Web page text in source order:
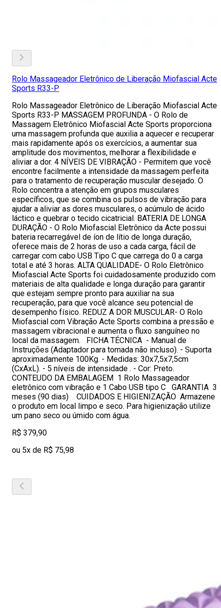
Rolo Massageador Eletrônico de Liberação Miofascial Acte
Sports R33-P
Rolo Massageador Eletrônico de Liberação Miofascial Acte
Sports R33-P MASSAGEM PROFUNDA - O Rolo de
Massagem Eletrônico Miofascial Acte Sports proporciona
uma massagem profunda que auxilia a aquecer e recuperar
mais rapidamente após os exercícios, a aumentar sua
amplitude dos movimentos, melhorar a flexibilidade e
aliviar a dor. 4 NÍVEIS DE VIBRAÇÃO - Permitem que você
encontre facilmente a intensidade da massagem perfeita
para o tratamento de recuperação muscular desejado. O
Rolo concentra a atenção em grupos musculares
específicos, que se combina os pulsos de vibração para
ajudar a aliviar as dores musculares, o acúmulo de ácido
láctico e quebrar o tecido cicatricial. BATERIA DE LONGA
DURAÇÃO - O Rolo Miofascial Eletrônico da Acte possui
bateria recarregável de íon de lítio de longa duração,
oferece mais de 2 horas de uso a cada carga, fácil de
carregar com cabo USB Tipo C que carrega do 0 a carga
total e até 3 horas. ALTA QUALIDADE- O Rolo Eletrônico
Miofascial Acte Sports foi cuidadosamente produzido com
materiais de alta qualidade e longa duração para garantir
que estejam sempre pronto para auxiliar na sua
recuperação, para que você alcance seu potencial de
desempenho físico. REDUZ A DOR MUSCULAR- O Rolo
Miofascial com Vibração Acte Sports combina a pressão e
massagem vibracional e aumenta o fluxo sanguíneo no
local da massagem. FICHA TÉCNICA - Manual de
Instruções (Adaptador para tomada não incluso). - Suporta
aproximadamente 100Kg. - Medidas: 30x7,5x7,5cm
(CxAxL). - 5 níveis de intensidade . - Cor: Preto.
CONTEUDO DA EMBALAGEM 1 Rolo Massageador
eletrônico com vibração e 1 Cabo USB tipo C GARANTIA 3
meses (90 dias) CUIDADOS E HIGIENIZAÇÃO Armazene
o produto em local limpo e seco. Para higienização utilize
um pano seco ou úmido com água.
R$ 379,90
ou 5x de R$ 75,98